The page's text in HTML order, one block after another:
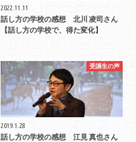
2022.11.11
話し方の学校の感想 北川 凌司さん
【話し方の学校で、得た変化】
受講生の声
2019.1.28
話し方の学校の感想 江見 真也さん